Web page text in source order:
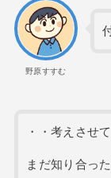
野原すすむ
・・考えさせて
まだ知り合っ